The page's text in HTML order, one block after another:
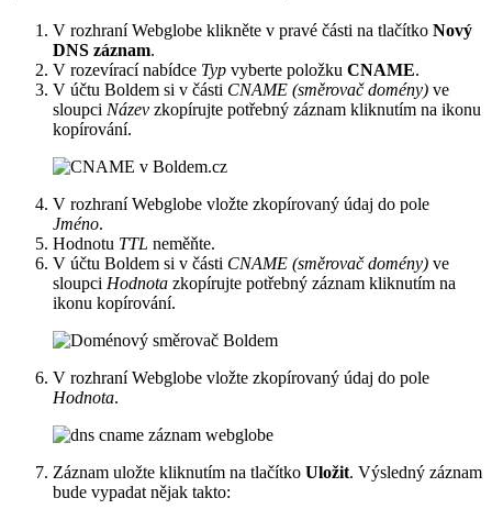
V rozhraní Webglobe klikněte v pravé části na tlačítko Nový
DNS záznam.
V rozevírací nabídce Typ vyberte položku CNAME.
V účtu Boldem si v části CNAME (směrovač domény) ve
sloupci Název zkopírujte potřebný záznam kliknutím na ikonu
kopírování.
V rozhraní Webglobe vložte zkopírovaný údaj do pole
Jméno.
Hodnotu TTL neměňte.
V účtu Boldem si v části CNAME (směrovač domény) ve
sloupci Hodnota zkopírujte potřebný záznam kliknutím na
ikonu kopírování.
V rozhraní Webglobe vložte zkopírovaný údaj do pole
Hodnota.
Záznam uložte kliknutím na tlačítko Uložit. Výsledný záznam
bude vypadat nějak takto: